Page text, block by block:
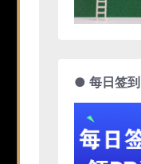
● 每日签到